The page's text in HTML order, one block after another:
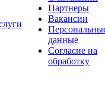
Партнеры
Вакансии
данные
Согласие на
обработку